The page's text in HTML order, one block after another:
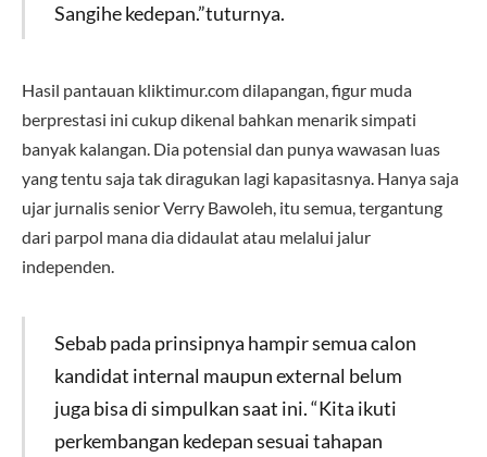
Sangihe kedepan.”tuturnya.
Hasil pantauan kliktimur.com dilapangan, figur muda
berprestasi ini cukup dikenal bahkan menarik simpati
banyak kalangan. Dia potensial dan punya wawasan luas
yang tentu saja tak diragukan lagi kapasitasnya. Hanya saja
ujar jurnalis senior Verry Bawoleh, itu semua, tergantung
dari parpol mana dia didaulat atau melalui jalur
independen.
Sebab pada prinsipnya hampir semua calon
kandidat internal maupun external belum
juga bisa di simpulkan saat ini. “Kita ikuti
perkembangan kedepan sesuai tahapan